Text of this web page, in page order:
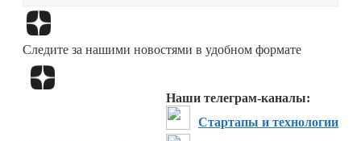
Следите за нашими новостями в удобном формате
Наши телеграм-каналы:
Стартапы и технологии